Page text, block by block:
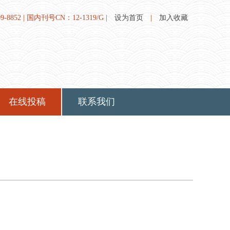
8852 | 国内刊号CN：12-1319/G | 设为首页 加入收藏
在线投稿 联系我们